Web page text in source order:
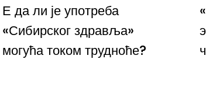
Е да ли је употреба
«Сибирског здравља»
могућа током трудноће?